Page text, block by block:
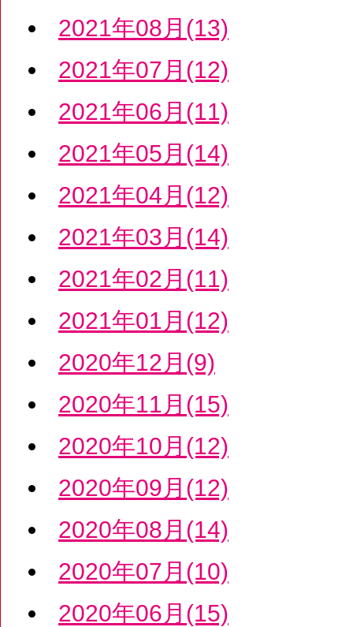
2021年08月(13)
2021年07月(12)
2021年06月(11)
2021年05月(14)
2021年04月(12)
2021年03月(14)
2021年02月(11)
2021年01月(12)
2020年12月(9)
2020年11月(15)
2020年10月(12)
2020年09月(12)
2020年08月(14)
2020年07月(10)
2020年06月(15)